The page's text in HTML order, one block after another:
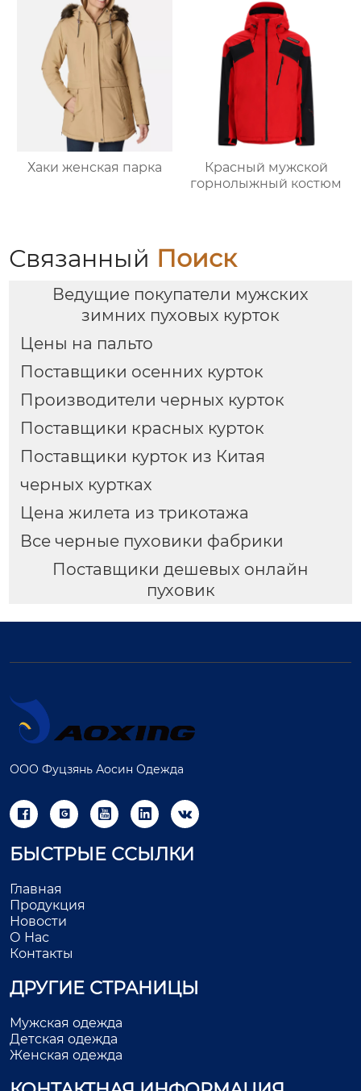
Хаки женская парка
Красный мужской
горнолыжный костюм
Связанный Поиск
Ведущие покупатели мужских
зимних пуховых курток
Цены на пальто
Поставщики осенних курток
Производители черных курток
Поставщики красных курток
Поставщики курток из Китая
черных куртках
Цена жилета из трикотажа
Все черные пуховики фабрики
Поставщики дешевых онлайн
пуховик
ООО Фуцзянь Аосин Одежда
    
БЫСТРЫЕ ССЫЛКИ
Главная
Продукция
Новости
О Нас
Контакты
ДРУГИЕ СТРАНИЦЫ
Мужская одежда
Детская одежда
Женская одежда